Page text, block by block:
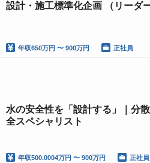
設計・施工標準化企画 （リーダ
年収650万円 〜 900万円 正社員
水の安全性を「設計する」｜分
全スペシャリスト
年収500.0004万円 〜 900万円 正社員